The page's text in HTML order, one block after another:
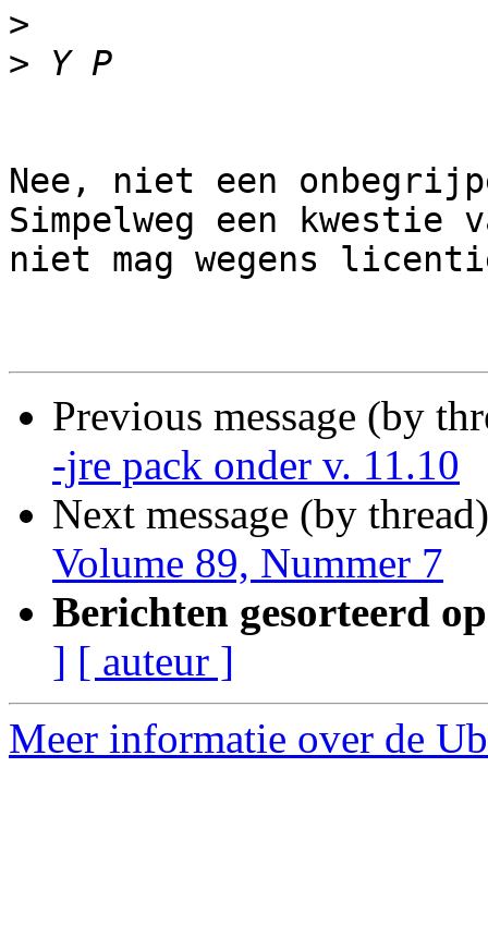
>
>
Nee, niet een
Simpelweg een
niet mag wegens
Previous message (by
-jre pack onder v. 11.10
Next message (by
Volume 89, Nummer 7
Berichten gesorteerd
] [ auteur ]
Meer informatie over de